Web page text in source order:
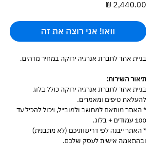
וואו! אני רוצה את זה
בניית אתר לחברת אנרגיה ירוקה במחיר מדהים.
תיאור השירות:
בניית אתר לחברת אנרגיה ירוקה כולל בלוג
להעלאת טיפים ומאמרים.
* האתר מותאם למחשב ולמובייל, ויכול להכיל עד
100 עמודים + בלוג.
* האתר ייבנה לפי דרישותיכם (לא מתבנית)
ובהתאמה אישית לעסק שלכם.